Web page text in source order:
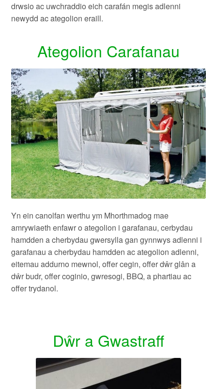
drwsio ac uwchraddio eich carafán megis adlenni
newydd ac ategolion eraill.
Ategolion Carafanau
Yn ein canolfan werthu ym Mhorthmadog mae
amrywiaeth enfawr o ategolion i garafanau, cerbydau
hamdden a cherbydau gwersylla gan gynnwys adlenni i
garafanau a cherbydau hamdden ac ategolion adlenni,
eitemau addurno mewnol, offer cegin, offer dŵr glân a
dŵr budr, offer coginio, gwresogi, BBQ, a phartiau ac
offer trydanol.
Dŵr a Gwastraff